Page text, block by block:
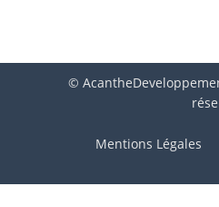
©
Mentions Légales